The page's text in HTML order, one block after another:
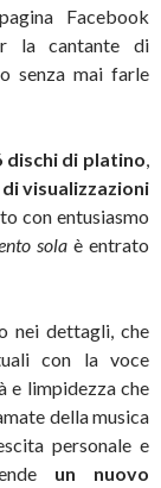
Facebook
la cantante di
senza mai farle
dischi di platino
visualizzazioni
con entusiasmo
sola è entrato
nei dettagli, che
con la voce
e limpidezza che
della musica
personale e
un nuovo